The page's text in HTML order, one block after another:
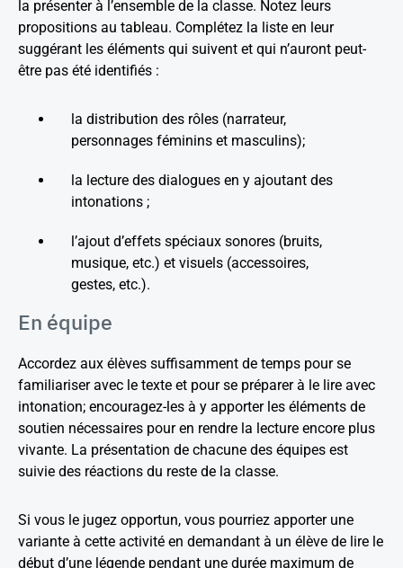
la présenter à l’ensemble de la classe. Notez leurs
propositions au tableau. Complétez la liste en leur
suggérant les éléments qui suivent et qui n’auront peut-
être pas été identifiés :
la distribution des rôles (narrateur,
personnages féminins et masculins);
la lecture des dialogues en y ajoutant des
intonations ;
l’ajout d’effets spéciaux sonores (bruits,
musique, etc.) et visuels (accessoires,
gestes, etc.).
En équipe
Accordez aux élèves suffisamment de temps pour se
familiariser avec le texte et pour se préparer à le lire avec
intonation; encouragez-les à y apporter les éléments de
soutien nécessaires pour en rendre la lecture encore plus
vivante. La présentation de chacune des équipes est
suivie des réactions du reste de la classe.
Si vous le jugez opportun, vous pourriez apporter une
variante à cette activité en demandant à un élève de lire le
début d’une légende pendant une durée maximum de